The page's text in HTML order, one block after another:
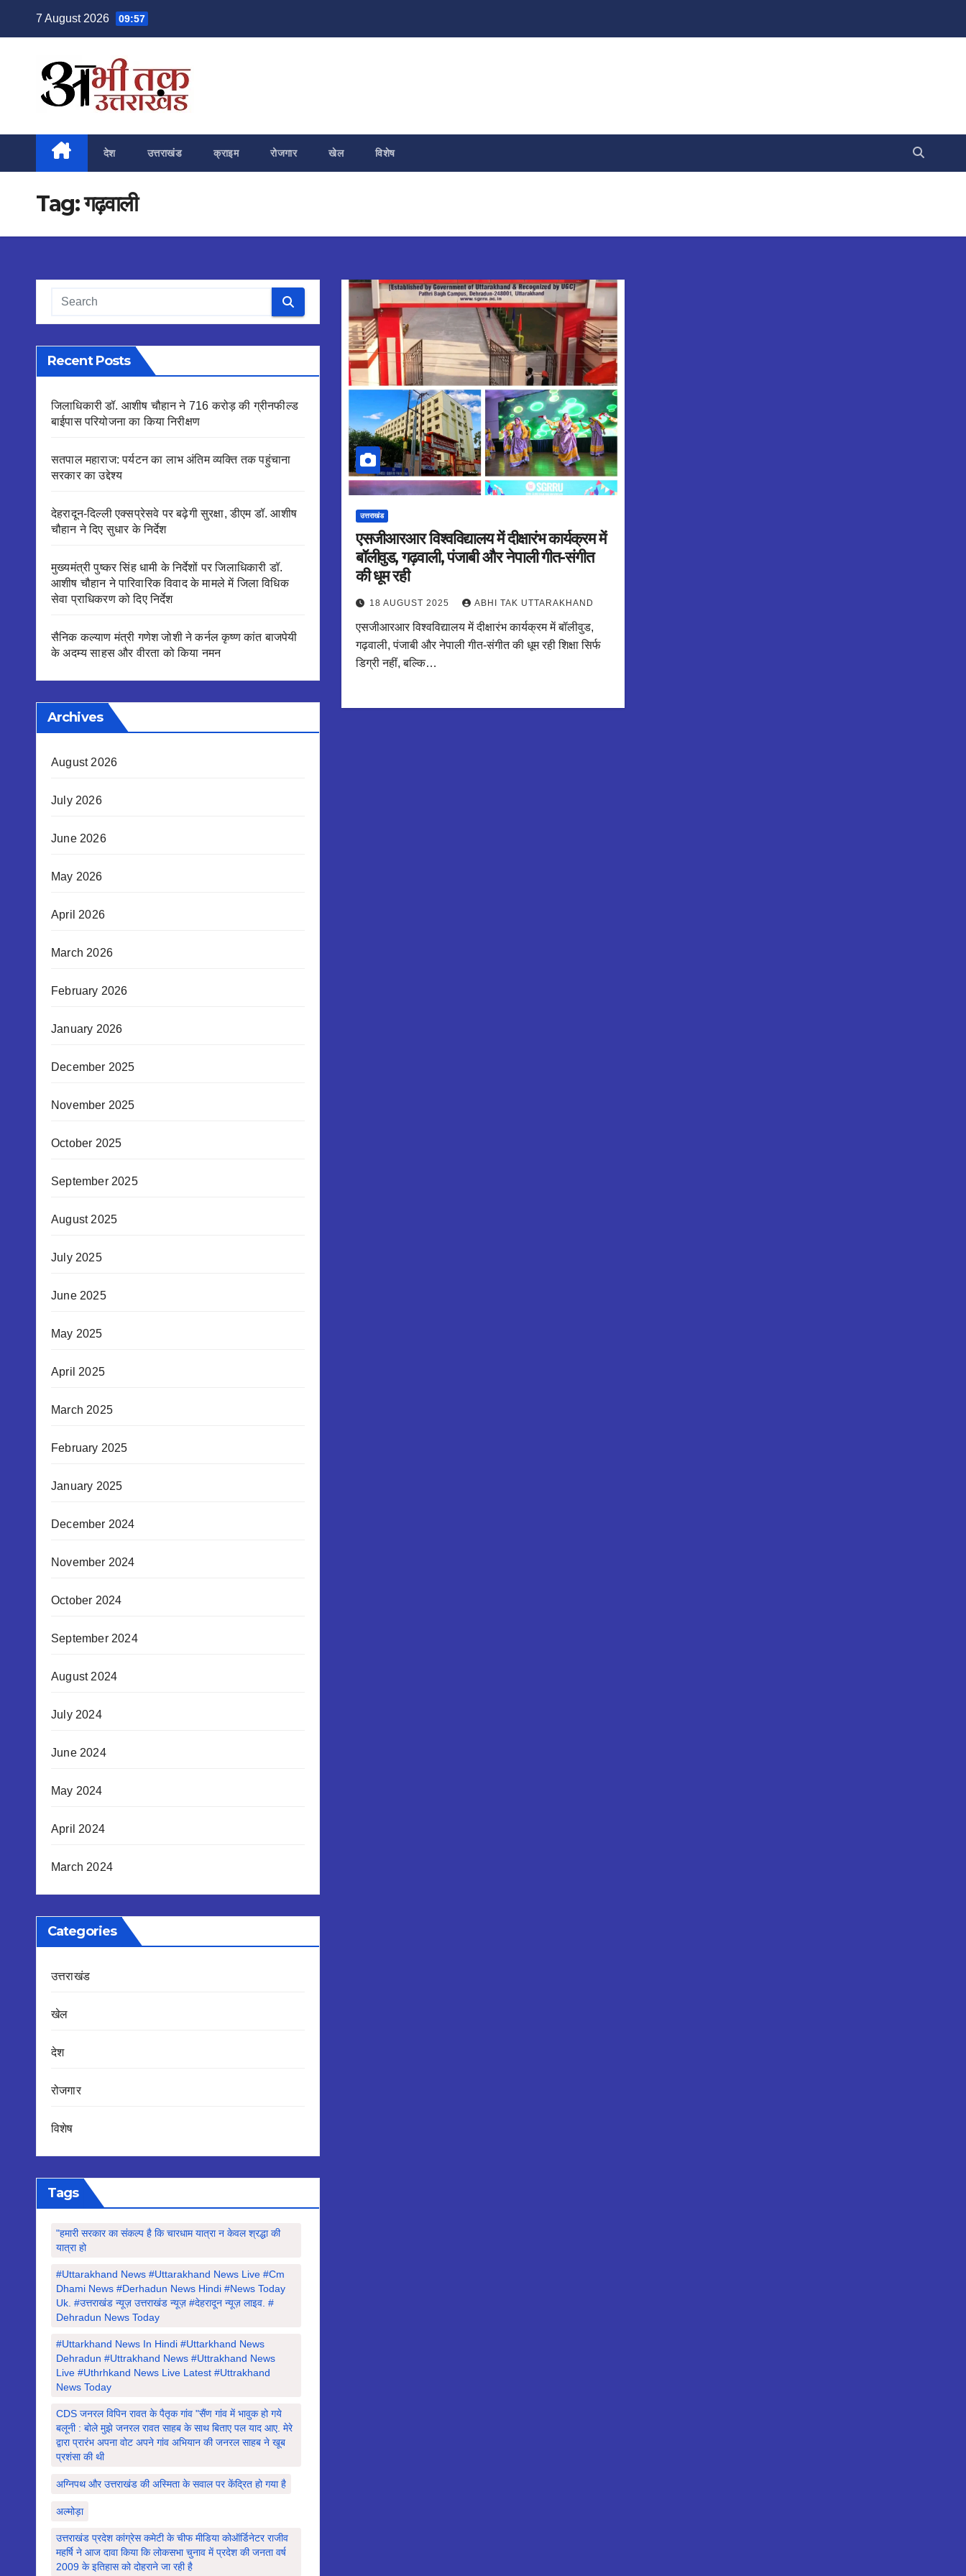
7 August 2026 09:57
देश उत्तराखंड क्राइम रोजगार खेल विशेष
Tag:गढ़वाली
Recent Posts
जिलाधिकारी डॉ. आशीष चौहान ने 716 करोड़ की ग्रीनफील्ड
बाईपास परियोजना का किया निरीक्षण
सतपाल महाराज: पर्यटन का लाभ अंतिम व्यक्ति तक पहुंचाना
सरकार का उद्देश्य
देहरादून-दिल्ली एक्सप्रेसवे पर बढ़ेगी सुरक्षा, डीएम डॉ. आशीष
चौहान ने दिए सुधार के निर्देश
मुख्यमंत्री पुष्कर सिंह धामी के निर्देशों पर जिलाधिकारी डॉ.
आशीष चौहान ने पारिवारिक विवाद के मामले में जिला विधिक
सेवा प्राधिकरण को दिए निर्देश
सैनिक कल्याण मंत्री गणेश जोशी ने कर्नल कृष्ण कांत बाजपेयी
के अदम्य साहस और वीरता को किया नमन
Archives
August 2026
July 2026
June 2026
May 2026
April 2026
March 2026
February 2026
January 2026
December 2025
November 2025
October 2025
September 2025
August 2025
July 2025
June 2025
May 2025
April 2025
March 2025
February 2025
January 2025
December 2024
November 2024
October 2024
September 2024
August 2024
July 2024
June 2024
May 2024
April 2024
March 2024
Categories
उत्तराखंड
खेल
देश
रोजगार
विशेष
Tags
"हमारी सरकार का संकल्प है कि चारधाम यात्रा न केवल श्रद्धा की
यात्रा हो
#Uttarakhand News #uttarakhand News Live #cm
Dhami News #derhadun News Hindi #news Today
Uk. #उत्तराखंड न्यूज़ उत्तराखंड न्यूज़ #देहरादून न्यूज़ लाइव. #
Dehradun News Today
#Uttarkhand News In Hindi #uttarkhand News
Dehradun #uttrakhand News #Uttrakhand News
Live #uthrhkand News Live Latest #uttrakhand
News Today
CDS जनरल विपिन रावत के पैतृक गांव "सैंण गांव में भावुक हो गये
बलूनी : बोले मुझे जनरल रावत साहब के साथ बिताए पल याद आए. मेरे
द्वारा प्रारंभ अपना वोट अपने गांव अभियान की जनरल साहब ने खूब
प्रशंसा की थी
अग्निपथ और उत्तराखंड की अस्मिता के सवाल पर केंद्रित हो गया है
अल्मोड़ा
उत्तराखंड प्रदेश कांग्रेस कमेटी के चीफ मीडिया कोऑर्डिनेटर राजीव
महर्षि ने आज दावा किया कि लोकसभा चुनाव में प्रदेश की जनता वर्ष
2009 के इतिहास को दोहराने जा रही है
उत्तराखंड
एसजीआरआर विश्वविद्यालय में दीक्षारंभ कार्यक्रम में
बॉलीवुड, गढ़वाली, पंजाबी और नेपाली गीत-संगीत
की धूम रही
18 AUGUST 2025 ABHI TAK UTTARAKHAND
एसजीआरआर विश्वविद्यालय में दीक्षारंभ कार्यक्रम में बॉलीवुड,
गढ़वाली, पंजाबी और नेपाली गीत-संगीत की धूम रही शिक्षा सिर्फ
डिग्री नहीं, बल्कि…